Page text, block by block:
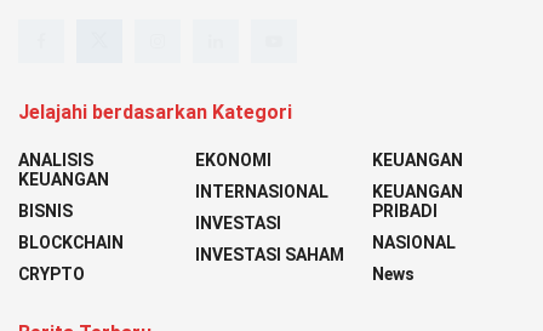
Jelajahi berdasarkan Kategori
ANALISIS
KEUANGAN
BISNIS
BLOCKCHAIN
CRYPTO
EKONOMI
INTERNASIONAL
INVESTASI
INVESTASI SAHAM
KEUANGAN
KEUANGAN
PRIBADI
NASIONAL
News